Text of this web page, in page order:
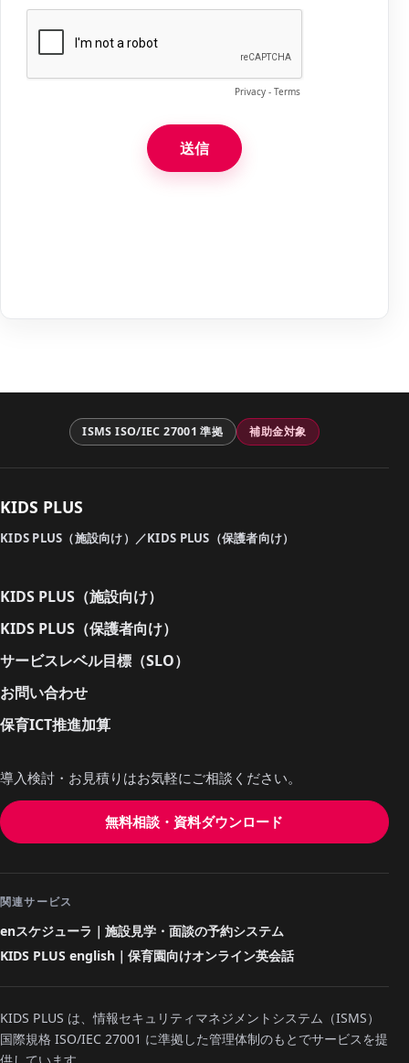
ISMS ISO/IEC 27001 準拠 補助金対象
KIDS PLUS
KIDS PLUS（施設向け）／KIDS PLUS（保護者向け）
KIDS PLUS（施設向け）
KIDS PLUS（保護者向け）
サービスレベル目標（SLO）
お問い合わせ
保育ICT推進加算
導入検討・お見積りはお気軽にご相談ください。
無料相談・資料ダウンロード
関連サービス
enスケジューラ｜施設見学・面談の予約システム
KIDS PLUS english｜保育園向けオンライン英会話
KIDS PLUS は、情報セキュリティマネジメントシステム（ISMS）
国際規格 ISO/IEC 27001 に準拠した管理体制のもとでサービスを提